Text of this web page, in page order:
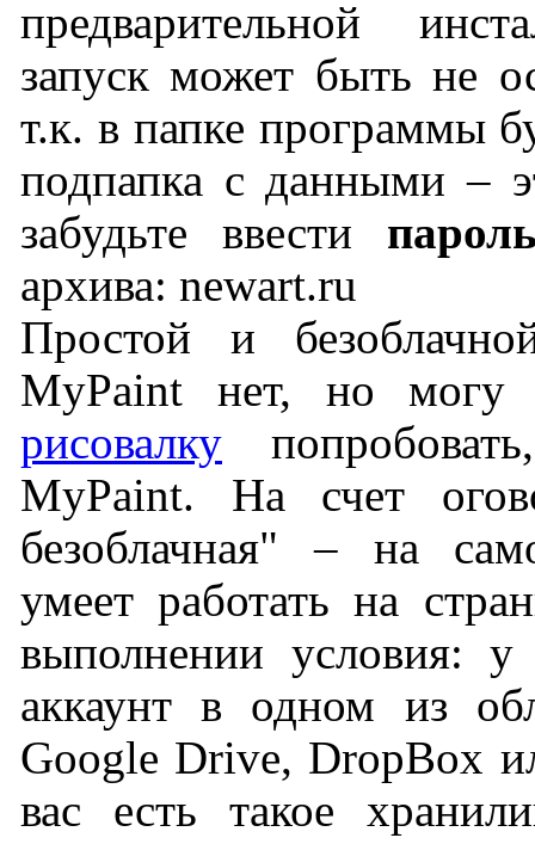
предварительной
запуск может быть не
т.к. в папке программы
подпапка с данными –
забудьте ввести
архива: newart.ru
Простой и
MyPaint нет, но могу
рисовалку
MyPaint. На счет
безоблачная" – на
умеет работать на
выполнении условия:
аккаунт в одном из
Google Drive, DropBox
вас есть такое